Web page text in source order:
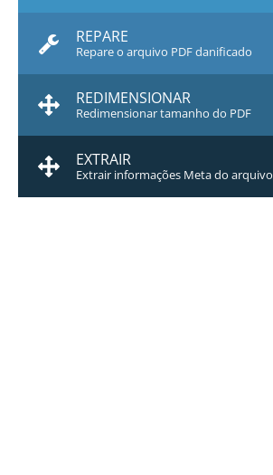
REPARE
Repare o arquivo PDF danificado
REDIMENSIONAR
Redimensionar tamanho do PDF
EXTRAIR
Extrair informações Meta do